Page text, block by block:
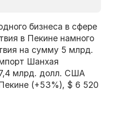
бизнеса в сфере
в Пекине намного
на сумму 5 млрд.
Шанхая
млрд. долл. США
(+53%), $ 6 520